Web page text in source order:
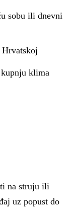
sobu ili dnevni
Hrvatskoj
kupnju klima
na struju ili
uz popust do